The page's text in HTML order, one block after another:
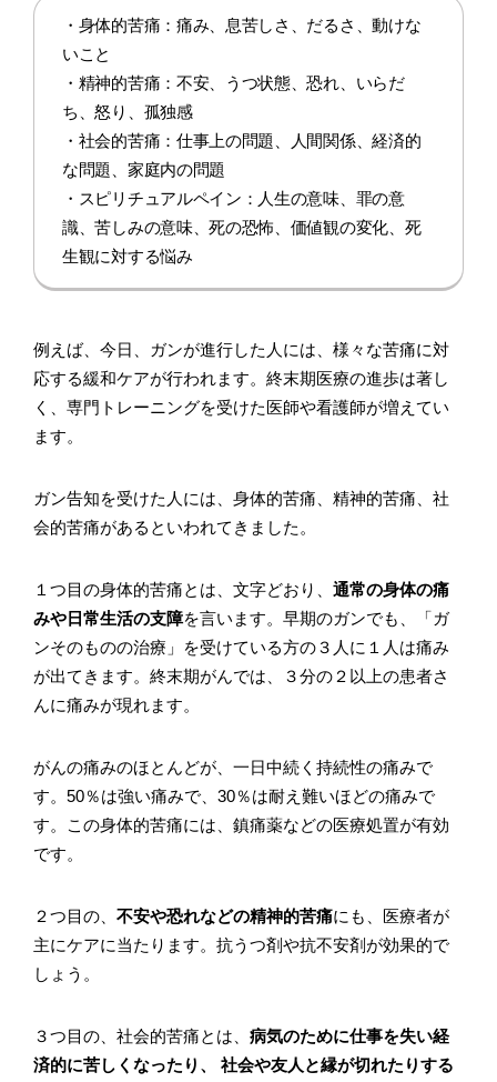
・身体的苦痛：痛み、息苦しさ、だるさ、動けな
いこと
・精神的苦痛：不安、うつ状態、恐れ、いらだ
ち、怒り、孤独感
・社会的苦痛：仕事上の問題、人間関係、経済的
な問題、家庭内の問題
・スピリチュアルペイン：人生の意味、罪の意
識、苦しみの意味、死の恐怖、価値観の変化、死
生観に対する悩み
例えば、今日、ガンが進行した人には、様々な苦痛に対
応する緩和ケアが行われます。終末期医療の進歩は著し
く、専門トレーニングを受けた医師や看護師が増えてい
ます。
ガン告知を受けた人には、身体的苦痛、精神的苦痛、社
会的苦痛があるといわれてきました。
１つ目の身体的苦痛とは、文字どおり、 通常の身体の痛
みや日常生活の支障を言います。早期のガンでも、「ガ
ンそのものの治療」を受けている方の３人に１人は痛み
が出てきます。終末期がんでは、３分の２以上の患者さ
んに痛みが現れます。
がんの痛みのほとんどが、一日中続く持続性の痛みで
す。50％は強い痛みで、30％は耐え難いほどの痛みで
す。この身体的苦痛には、鎮痛薬などの医療処置が有効
です。
２つ目の、 不安や恐れなどの精神的苦痛にも、医療者が
主にケアに当たります。抗うつ剤や抗不安剤が効果的で
しょう。
３つ目の、社会的苦痛とは、 病気のために仕事を失い経
済的に苦しくなったり、 社会や友人と縁が切れたりする